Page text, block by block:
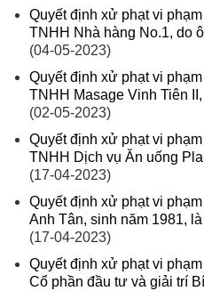
Quyết định xử phạt vi
TNHH Nhà hàng No.1, do
(04-05-2023)
Quyết định xử phạt vi
TNHH Masage Vinh Tiên
(02-05-2023)
Quyết định xử phạt vi
TNHH Dịch vụ Ăn uống
(17-04-2023)
Quyết định xử phạt vi
Anh Tân, sinh năm 1981,
(17-04-2023)
Quyết định xử phạt vi
Cổ phần đầu tư và giải trí